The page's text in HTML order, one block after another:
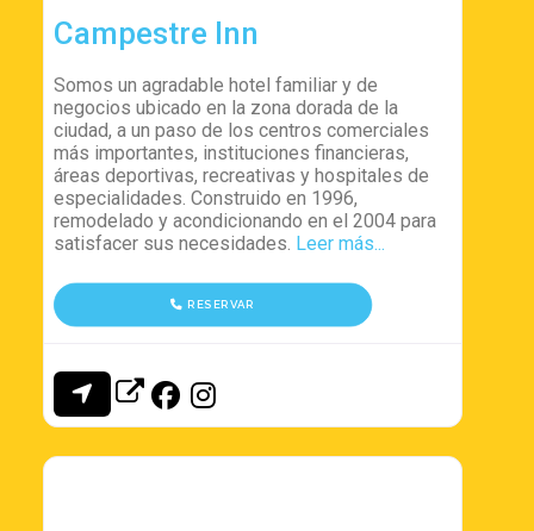
Campestre Inn
Somos un agradable hotel familiar y de
negocios ubicado en la zona dorada de la
ciudad, a un paso de los centros comerciales
más importantes, instituciones financieras,
áreas deportivas, recreativas y hospitales de
especialidades. Construido en 1996,
remodelado y acondicionando en el 2004 para
satisfacer sus necesidades. Leer más...
RESERVAR